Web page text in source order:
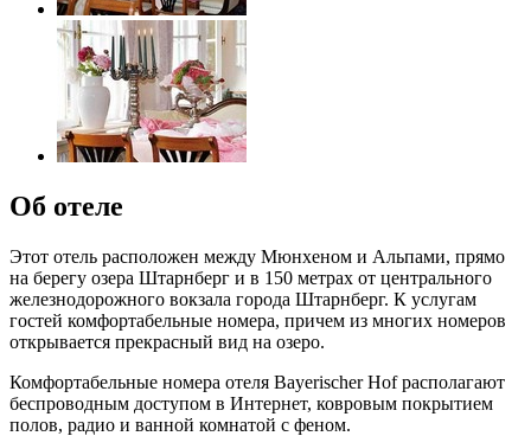
Об отеле
Этот отель расположен между Мюнхеном и Альпами, прямо
на берегу озера Штарнберг и в 150 метрах от центрального
железнодорожного вокзала города Штарнберг. К услугам
гостей комфортабельные номера, причем из многих номеров
открывается прекрасный вид на озеро.
Комфортабельные номера отеля Bayerischer Hof располагают
беспроводным доступом в Интернет, ковровым покрытием
полов, радио и ванной комнатой с феном.